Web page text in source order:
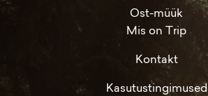
Ost-müük
Mis on Trip
Kontakt
Kasutustingimused